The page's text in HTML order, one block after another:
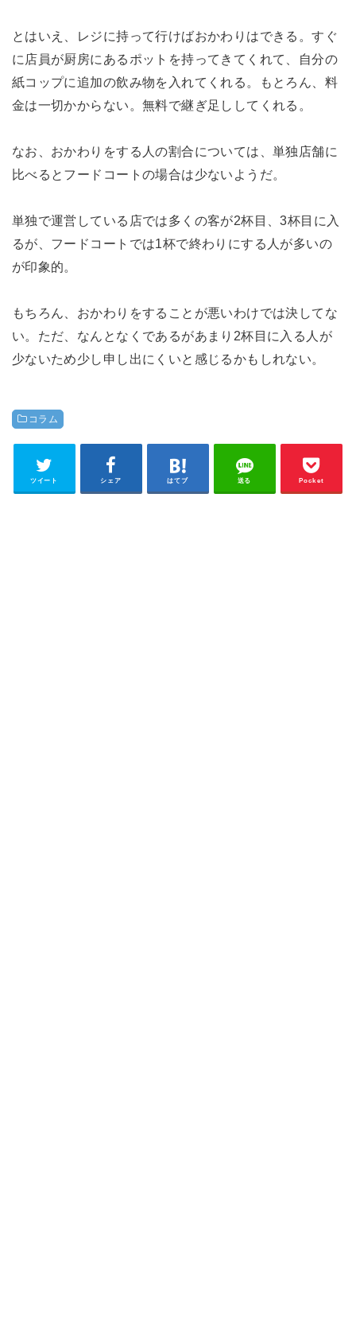
とはいえ、レジに持って行けばおかわりはできる。すぐ
に店員が厨房にあるポットを持ってきてくれて、自分の
紙コップに追加の飲み物を入れてくれる。もとろん、料
金は一切かからない。無料で継ぎ足ししてくれる。
なお、おかわりをする人の割合については、単独店舗に
比べるとフードコートの場合は少ないようだ。
単独で運営している店では多くの客が2杯目、3杯目に入
るが、フードコートでは1杯で終わりにする人が多いの
が印象的。
もちろん、おかわりをすることが悪いわけでは決してな
い。ただ、なんとなくであるがあまり2杯目に入る人が
少ないため少し申し出にくいと感じるかもしれない。
コラム
ツイート シェア はてブ 送る Pocket